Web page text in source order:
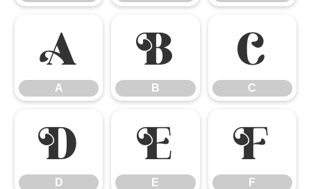
A
A
B
B
C
C
D
D
E
E
F
F